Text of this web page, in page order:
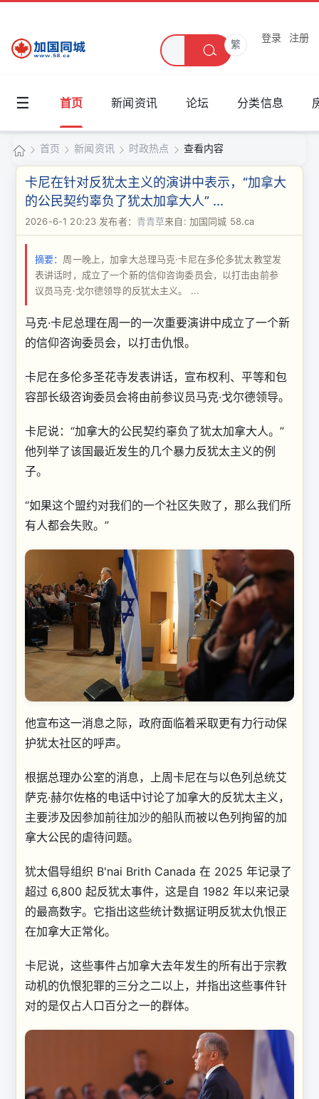
繁
登录 注册
☰ 首页 新闻资讯 论坛 分类信息
加
国
同
城
›
首页
›
新闻资讯
›
时政热点 查看内容
卡尼在针对反犹太主义的演讲中表示，“加拿大
的公民契约辜负了犹太加拿大人” ...
2026-6-1 20:23 发布者： 青青草来自: 加国同城 58.ca
摘要： 周一晚上，加拿大总理马克·卡尼在多伦多犹太教堂发
表​​讲话时，成立了一个新的信仰咨询委员会，以打击由前参
议员马克·戈尔德领导的反犹太主义。 ...
马克·卡尼总理在周一的一次重要演讲中成立了一个新
的信仰咨询委员会，以打击仇恨。
卡尼在多伦多圣花寺发表讲话，宣布权利、平等和包
容部长级咨询委员会将由前参议员马克·戈尔德领导。
卡尼说：“加拿大的公民契约辜负了犹太加拿大人。”
他列举了该国最近发生的几个暴力反犹太主义的例
子。
“如果这个盟约对我们的一个社区失败了，那么我们所
有人都会失败。”
他宣布这一消息之际，政府面临着采取更有力行动保
护犹太社区的呼声。
根据总理办公室的消息，上周卡尼在与以色列总统艾
萨克·赫尔佐格的电话中讨论了加拿大的反犹太主义，
主要涉及因参加前往加沙的船队而被以色列拘留的加
拿大公民的虐待问题。
犹太倡导组织 B'nai Brith Canada 在 2025 年记录了
超过 6,800 起反犹太事件，这是自 1982 年以来记录
的最高数字。它指出这些统计数据证明反犹太仇恨正
在加拿大正常化。
卡尼说，这些事件占加拿大去年发生的所有出于宗教
动机的仇恨犯罪的三分之二以上，并指出这些事件针
对的是仅占人口百分之一的群体。